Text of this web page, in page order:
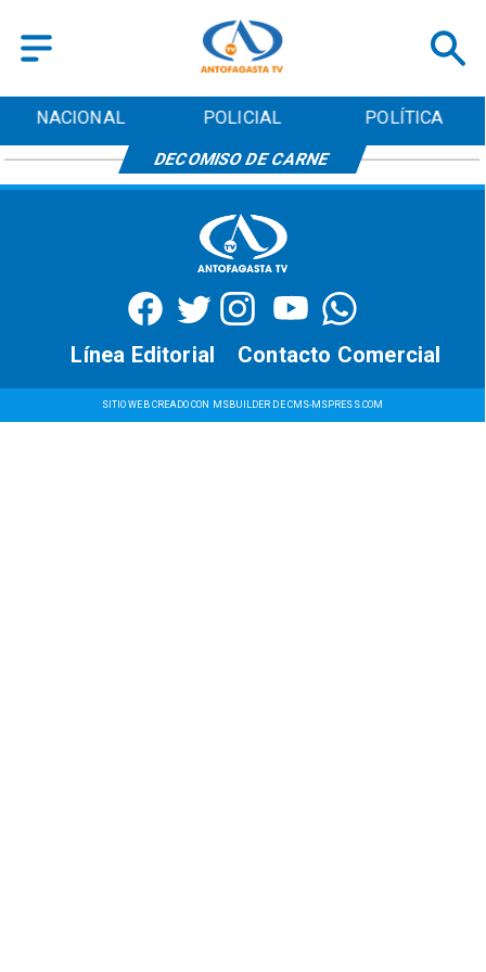
NACIONAL POLICIAL POLÍTICA
DECOMISO DE CARNE
SITIO WEB CREADO CON MSBUILDER DE CMS-MSPRESS.COM
Contacto Comercial
Línea Editorial